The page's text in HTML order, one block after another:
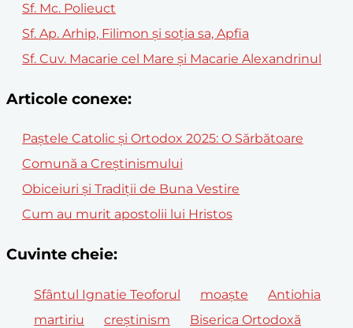
Sf. Mc. Polieuct
Sf. Ap. Arhip, Filimon şi soţia sa, Apfia
Sf. Cuv. Macarie cel Mare și Macarie Alexandrinul
Articole conexe:
Paștele Catolic și Ortodox 2025: O Sărbătoare
Comună a Creștinismului
Obiceiuri și Tradiții de Buna Vestire
Cum au murit apostolii lui Hristos
Cuvinte cheie:
Sfântul Ignatie Teoforul moaște
Antiohia
martiriu
creștinism Biserica Ortodoxă